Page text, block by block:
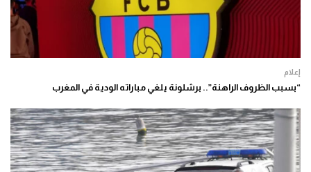
إعلام
“بسبب الظروف الراهنة”.. برشلونة يلغي مباراته الودية في المغرب